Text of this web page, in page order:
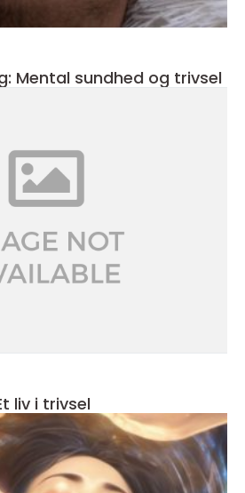
Mental sundhed og trivsel
liv i trivsel